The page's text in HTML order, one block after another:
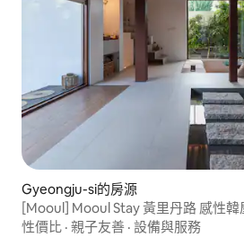
Gyeongju-si的房源
[Mooul] Mooul Stay
性價比 · 親子友善 · 設備與服務